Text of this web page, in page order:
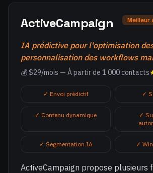
ActiveCampaign
IA prédictive pour l'optimisation
personnalisation des workflows
💰 $29/mois — À partir de 1 000 contacts
✓ Envoi prédictif ✓
✓ Contenu dynamique
✓
✓ Segmentation IA ✓
ActiveCampaign propose plusieurs